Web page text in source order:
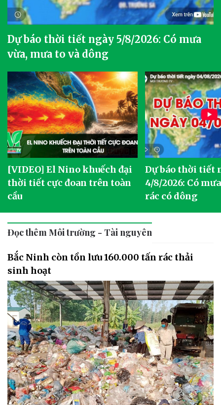
Dự báo thời tiết ngày 5/8/2026: Có mưa
vừa, mưa to và dông
[VIDEO] El Nino khuếch đại
thời tiết cực đoan trên toàn
cầu
Dự báo thời tiết
4/8/2026: Có
rác có dông
Đọc thêm Môi trường - Tài nguyên
Bắc Ninh còn tồn lưu 160.000 tấn rác thải
sinh hoạt